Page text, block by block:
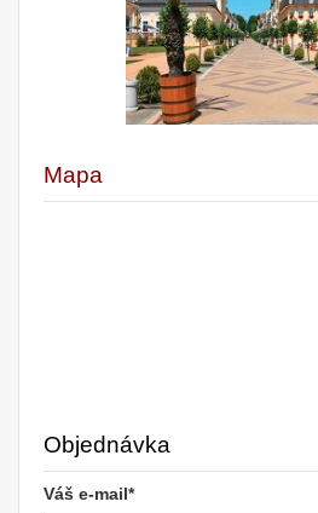
Mapa
Objednávka
Váš e-mail*